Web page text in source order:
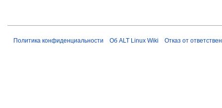
Политика конфиденциальности Об ALT Linux Wiki Отказ от